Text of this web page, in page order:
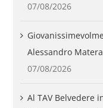
07/08/2026
Alessandro
07/08/2026
Al TAV Belvedere